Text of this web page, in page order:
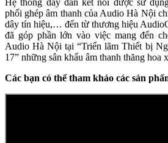
phối ghép âm thanh của Audio Hà Nội
dây tín hiệu,… đến từ thương hiệu
đã góp phần lớn vào việc mang đến
Audio Hà Nội tại “Triển lãm Thiết bị
17” những sân khấu âm thanh thăng hoa
Các bạn có thể tham khảo các sản